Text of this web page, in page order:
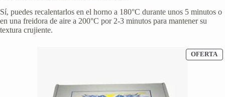
Sí, puedes recalentarlos en el horno a 180°C durante unos 5 minutos o
en una freidora de aire a 200°C por 2-3 minutos para mantener su
textura crujiente.
OFERTA